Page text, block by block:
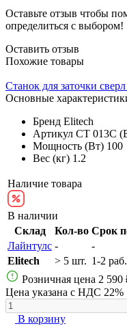
Оставьте отзыв чтобы
определиться с выбором!
Оставить отзыв
Похожие товары
Станок для заточки сверл
Основные
Бренд Elitech
Артикул СТ 013С
Мощность (Вт) 100
Вес (кг) 1.2
Наличие товара
В наличии
Склад
Кол-во Срок
Лайнтулс -
-
Elitech
> 5 шт. 1-2
Розничная цена 2 590
Цена указана с НДС 22%
В корзину